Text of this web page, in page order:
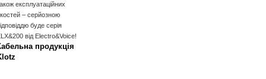
експлуатаційних
– серйозною
буде серія
від Electro&Voice!
продукція